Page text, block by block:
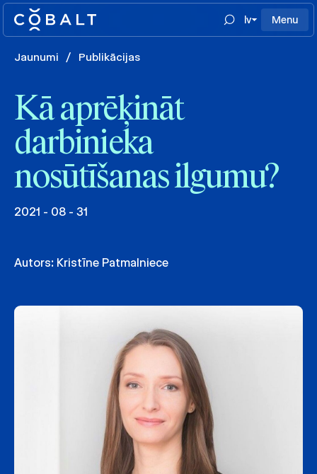
lv Menu
Jaunumi / Publikācijas
Kā aprēķināt
darbinieka
nosūtīšanas ilgumu?
2021 - 08 - 31
Autors: Kristīne Patmalniece